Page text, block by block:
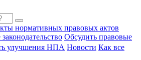
нормативных правовых актов
Обсудить правовые
улучшения НПА Новости Как все